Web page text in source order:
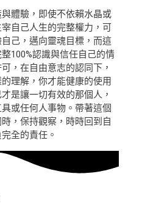
體驗，即使不依賴水晶或
自己人生的完整權力，可
己，邁向靈魂目標，而這
100%認識與信任自己的情
，在自由意志的認同下，
理解，你才能健康的使用
是讓一切有效的那個人，
或任何人事物。帶著這個
，保持觀察，時時回到自
全的責任。